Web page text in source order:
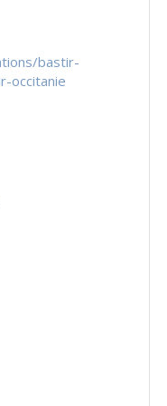
bastir-
occitanie